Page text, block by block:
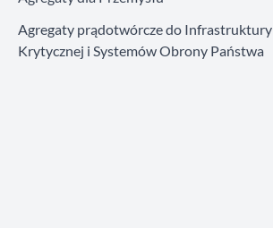
Agregaty prądotwórcze do Infrastruktury
Krytycznej i Systemów Obrony Państwa